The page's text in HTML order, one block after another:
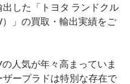
出した「トヨタ ランドクル
」の買取・輸出実績をご
人気が年々高まっていま
ープラドは特別な存在で